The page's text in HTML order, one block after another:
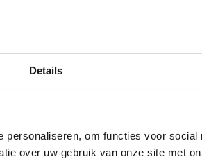
Details
om functies voor social
over uw gebruik van onze site met